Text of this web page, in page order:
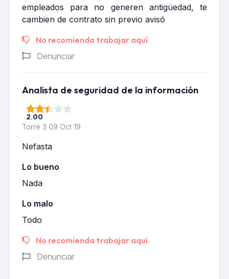
empleados para no generen antigüedad, te
cambien de contrato sin previo avisó
No recomienda trabajar aquí
Denunciar
Analista de seguridad de la información
2.00
Torre 3 09 Oct 19
Nefasta
Lo bueno
Nada
Lo malo
Todo
No recomienda trabajar aquí
Denunciar